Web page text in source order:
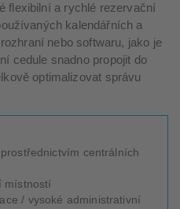
flexibilní a rychlé rezervační
kalendářních a
nebo softwaru, jako je
cedule snadno propojit do
optimalizovat správu
centrálních
místností
/ vysoké administrativní